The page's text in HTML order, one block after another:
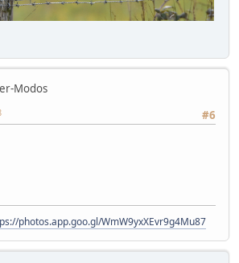
Modos
#6
photos.app.goo.gl/WmW9yxXEvr9g4Mu87